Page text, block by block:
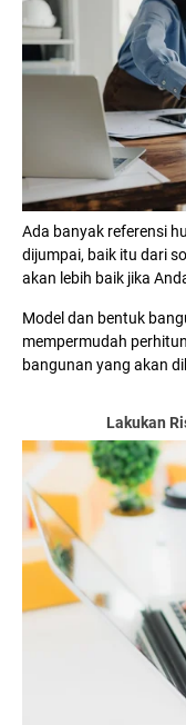
Ada banyak referensi
dijumpai, baik itu dari
akan lebih baik jika
Model dan bentuk
mempermudah
bangunan yang akan
Lakukan